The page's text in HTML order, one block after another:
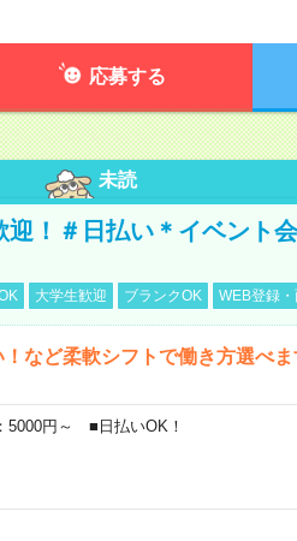
応募する
未読
！＃日払い＊イベント
大学生歓迎 ブランクOK WEB登録
など柔軟シフトで働き方選べ
5000円～ ■日払いOK！